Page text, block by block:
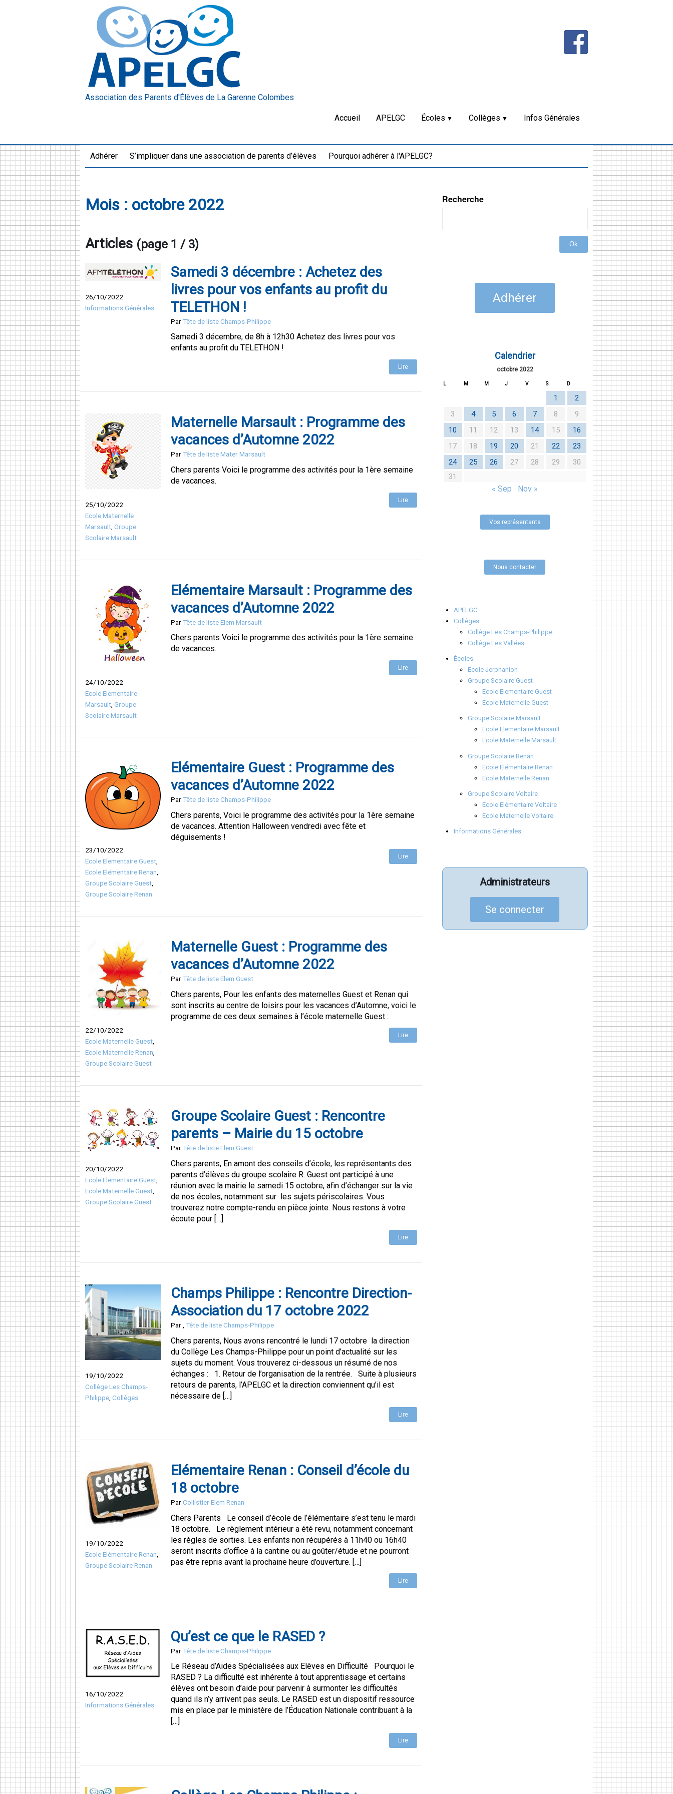
Association des Parents d'Élèves de La Garenne Colombes
Accueil APELGC Écoles Collèges Infos Générales
Adhérer S’impliquer dans une association de parents d’élèves Pourquoi adhérer à l'APELGC?
Mois : octobre 2022
Articles (page 1 / 3)
26/10/2022
Informations Générales
Samedi 3 décembre : Achetez des
livres pour vos enfants au profit du
TELETHON !
ParTête de liste Champs-Philippe
Samedi 3 décembre, de 8h à 12h30 Achetez des livres pour vos
enfants au profit du TELETHON !
Lire
25/10/2022
Ecole Maternelle
Marsault Groupe
Scolaire Marsault
Maternelle Marsault : Programme des
vacances d’Automne 2022
ParTête de liste Mater Marsault
Chers parents Voici le programme des activités pour la 1ère semaine
de vacances.
Lire
24/10/2022
Ecole Elementaire
Marsault Groupe
Scolaire Marsault
Elémentaire Marsault : Programme des
vacances d’Automne 2022
ParTête de liste Elem Marsault
Chers parents Voici le programme des activités pour la 1ère semaine
de vacances.
Lire
23/10/2022
Ecole Elementaire Guest
Ecole Elémentaire Renan
Groupe Scolaire Guest
Groupe Scolaire Renan
Elémentaire Guest : Programme des
vacances d’Automne 2022
ParTête de liste Champs-Philippe
Chers parents, Voici le programme des activités pour la 1ère semaine
de vacances. Attention Halloween vendredi avec fête et
déguisements !
Lire
22/10/2022
Ecole Maternelle Guest,
Ecole Maternelle Renan,
Groupe Scolaire Guest
Maternelle Guest : Programme des
vacances d’Automne 2022
ParTête de liste Elem Guest
Chers parents, Pour les enfants des maternelles Guest et Renan qui
sont inscrits au centre de loisirs pour les vacances d’Automne, voici le
programme de ces deux semaines à l’école maternelle Guest :
Lire
20/10/2022
Ecole Elementaire Guest
Ecole Maternelle Guest
Groupe Scolaire Guest
Groupe Scolaire Guest : Rencontre
parents – Mairie du 15 octobre
ParTête de liste Elem Guest
Chers parents, En amont des conseils d’école, les représentants des
parents d’élèves du groupe scolaire R. Guest ont participé à une
réunion avec la mairie le samedi 15 octobre, afin d’échanger sur la vie
de nos écoles, notamment sur les sujets périscolaires. Vous
trouverez notre compte-rendu en pièce jointe. Nous restons à votre
écoute pour […]
Lire
19/10/2022
Collège Les Champs-
Philippe Collèges
Champs Philippe : Rencontre Direction-
Association du 17 octobre 2022
Par Tête de liste Champs-Philippe
Chers parents, Nous avons rencontré le lundi 17 octobre la direction
du Collège Les Champs-Philippe pour un point d’actualité sur les
sujets du moment. Vous trouverez ci-dessous un résumé de nos
échanges : 1. Retour de l’organisation de la rentrée. Suite à plusieurs
retours de parents, l’APELGC et la direction conviennent qu’il est
nécessaire de […]
Lire
19/10/2022
Ecole Elémentaire Renan
Groupe Scolaire Renan
Elémentaire Renan : Conseil d’école du
18 octobre
ParCollistier Elem Renan
Chers Parents Le conseil d’école de l’élémentaire s’est tenu le mardi
18 octobre. Le règlement intérieur a été revu, notamment concernant
les règles de sorties. Les enfants non récupérés à 11h40 ou 16h40
seront inscrits d’office à la cantine ou au goûter/étude et ne pourront
pas être repris avant la prochaine heure d’ouverture. […]
Lire
16/10/2022
Informations Générales
Qu’est ce que le RASED ?
ParTête de liste Champs-Philippe
Le Réseau d’Aides Spécialisées aux Elèves en Difficulté Pourquoi le
RASED ? La difficulté est inhérente à tout apprentissage et certains
élèves ont besoin d’aide pour parvenir à surmonter les difficultés
quand ils n’y arrivent pas seuls. Le RASED est un dispositif ressource
mis en place par le ministère de l’Éducation Nationale contribuant à la
[…]
Lire
Recherche
Ok
Adhérer
Calendrier
octobre 2022
L M M J V S D
1
2
3
4 5 6 7 8
9
10
11 12 13 14 15
16
17
18 19 20 21 22
23
24
25 26 27 28 29
30
31
« Sep Nov »
Vos représentants
Nous contacter
APELGC
Collèges
Collège Les Champs-Philippe
Collège Les Vallées
Écoles
Ecole Jerphanion
Groupe Scolaire Guest
Ecole Elementaire Guest
Ecole Maternelle Guest
Groupe Scolaire Marsault
Ecole Elementaire Marsault
Ecole Maternelle Marsault
Groupe Scolaire Renan
Ecole Elémentaire Renan
Ecole Maternelle Renan
Groupe Scolaire Voltaire
Ecole Elémentaire Voltaire
Ecole Maternelle Voltaire
Informations Générales
Administrateurs
Se connecter